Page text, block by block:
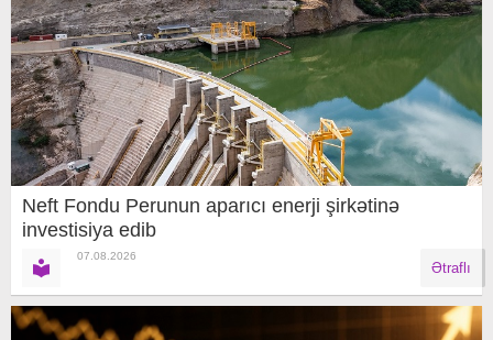
Neft Fondu Perunun aparıcı enerji şirkətinə
investisiya edib
07.08.2026
Ətraflı